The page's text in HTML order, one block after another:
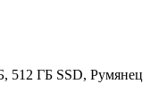
512 ГБ SSD, Румянец